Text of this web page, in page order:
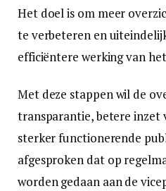
Het doel is om meer
te verbeteren en
efficiëntere werking van
Met deze stappen wil de
transparantie, betere inzet
sterker functionerende
afgesproken dat op
worden gedaan aan de